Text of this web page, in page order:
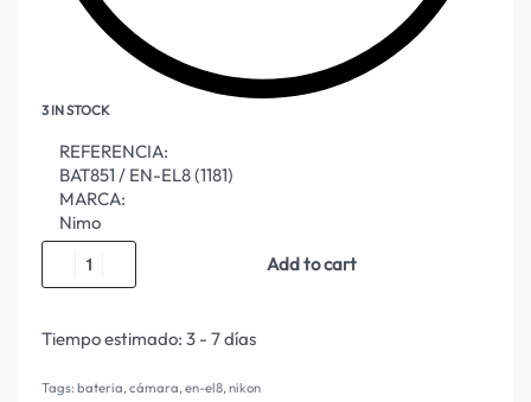
3 IN STOCK
REFERENCIA:
BAT851 / EN-EL8 (1181)
MARCA:
Nimo
Add to cart
Tiempo estimado: 3 - 7 días
Tags: bateria, cámara, en-el8, nikon